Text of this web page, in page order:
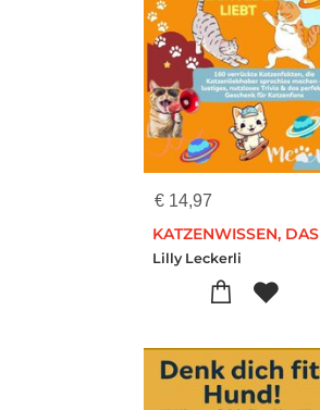
€ 14,97
Lilly Leckerli